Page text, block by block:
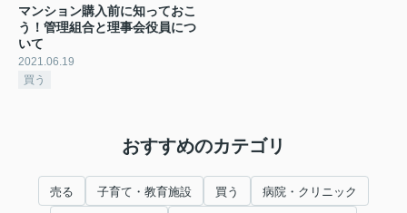
マンション購入前に知っておこ
う！管理組合と理事会役員につ
いて
2021.06.19
買う
おすすめのカテゴリ
売る 子育て・教育施設 買う 病院・クリニック